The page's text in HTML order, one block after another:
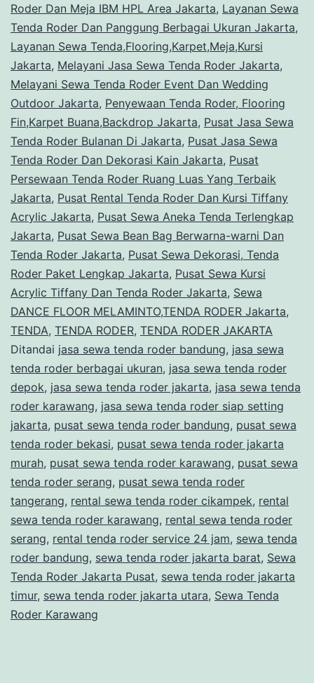
Roder Dan Meja IBM HPL Area Jakarta, Layanan Sewa
Tenda Roder Dan Panggung Berbagai Ukuran Jakarta,
Layanan Sewa Tenda,Flooring,Karpet,Meja,Kursi
Jakarta, Melayani Jasa Sewa Tenda Roder Jakarta,
Melayani Sewa Tenda Roder Event Dan Wedding
Outdoor Jakarta, Penyewaan Tenda Roder, Flooring
Fin,Karpet Buana,Backdrop Jakarta, Pusat Jasa Sewa
Tenda Roder Bulanan Di Jakarta, Pusat Jasa Sewa
Tenda Roder Dan Dekorasi Kain Jakarta, Pusat
Persewaan Tenda Roder Ruang Luas Yang Terbaik
Jakarta, Pusat Rental Tenda Roder Dan Kursi Tiffany
Acrylic Jakarta, Pusat Sewa Aneka Tenda Terlengkap
Jakarta, Pusat Sewa Bean Bag Berwarna-warni Dan
Tenda Roder Jakarta, Pusat Sewa Dekorasi, Tenda
Roder Paket Lengkap Jakarta, Pusat Sewa Kursi
Acrylic Tiffany Dan Tenda Roder Jakarta, Sewa
DANCE FLOOR MELAMINTO,TENDA RODER Jakarta,
TENDA, TENDA RODER, TENDA RODER JAKARTA
Ditandai jasa sewa tenda roder bandung, jasa sewa
tenda roder berbagai ukuran, jasa sewa tenda roder
depok, jasa sewa tenda roder jakarta, jasa sewa tenda
roder karawang, jasa sewa tenda roder siap setting
jakarta, pusat sewa tenda roder bandung, pusat sewa
tenda roder bekasi, pusat sewa tenda roder jakarta
murah, pusat sewa tenda roder karawang, pusat sewa
tenda roder serang, pusat sewa tenda roder
tangerang, rental sewa tenda roder cikampek, rental
sewa tenda roder karawang, rental sewa tenda roder
serang, rental tenda roder service 24 jam, sewa tenda
roder bandung, sewa tenda roder jakarta barat, Sewa
Tenda Roder Jakarta Pusat, sewa tenda roder jakarta
timur, sewa tenda roder jakarta utara, Sewa Tenda
Roder Karawang